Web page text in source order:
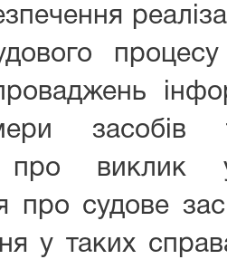
засобів
про виклик
про судове
у таких